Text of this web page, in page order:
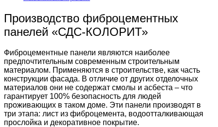
Производство фиброцементных
панелей «СДС-КОЛОРИТ»
Фиброцементные панели являются наиболее
предпочтительным современным строительным
материалом. Применяются в строительстве, как часть
конструкции фасада. В отличие от других отделочных
материалов они не содержат смолы и асбеста – что
гарантирует 100% безопасность для людей
проживающих в таком доме. Эти панели производят в
три этапа: лист из фиброцемента, водоотталкивающая
прослойка и декоративное покрытие.